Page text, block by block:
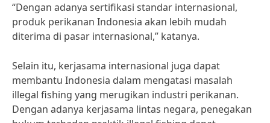
“Dengan adanya sertifikasi standar internasional,
produk perikanan Indonesia akan lebih mudah
diterima di pasar internasional,” katanya.
Selain itu, kerjasama internasional juga dapat
membantu Indonesia dalam mengatasi masalah
illegal fishing yang merugikan industri perikanan.
Dengan adanya kerjasama lintas negara, penegakan